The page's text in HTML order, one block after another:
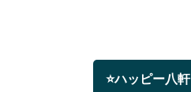
⭐ハッピー八軒